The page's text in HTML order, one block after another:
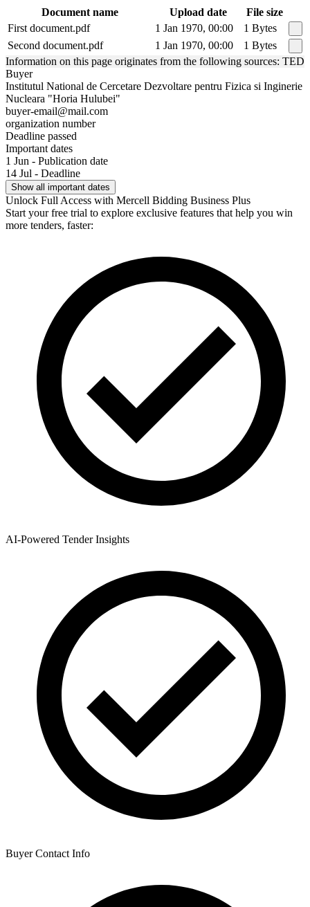
Document name Upload date
File size
First document.pdf
1 Jan 1970, 00:00
1 Bytes
Second document.pdf
1 Jan 1970, 00:00
1 Bytes
Information on this page originates from the following sources: TED
Buyer
Institutul National de Cercetare Dezvoltare pentru Fizica si Inginerie
Nucleara "Horia Hulubei"
buyer-email@mail.com
organization number
Deadline passed
Important dates
1 Jun - Publication date
14 Jul - Deadline
Show all important dates
Unlock Full Access with Mercell Bidding Business Plus
Start your free trial to explore exclusive features that help you win
more tenders, faster:
AI-Powered Tender Insights
Buyer Contact Info